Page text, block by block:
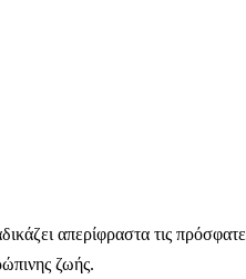
απερίφραστα τις
ζωής.